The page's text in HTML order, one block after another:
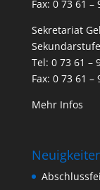
Fax: 0 73 61 –
Sekretariat
Tel: 0 73 61 –
Fax: 0 73 61 –
Mehr Infos